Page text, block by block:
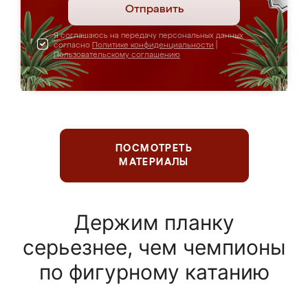
Отправить
Я соглашаюсь на передачу персональных данных
согласно Политике конфиденциальности
Пользовательскому соглашению
ПОСМОТРЕТЬ
МАТЕРИАЛЫ
Держим планку
серьезнее, чем чемпионы
по фигурному катанию